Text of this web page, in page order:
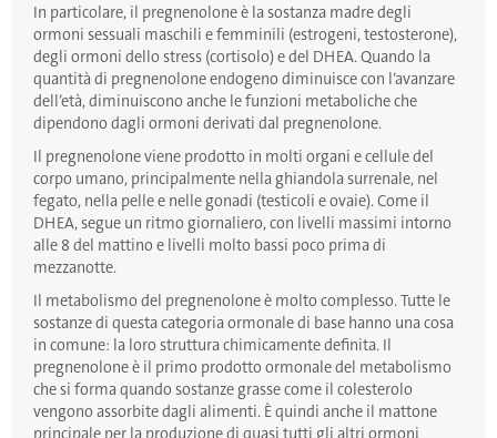
In particolare, il pregnenolone è la sostanza madre degli
ormoni sessuali maschili e femminili (estrogeni, testosterone),
degli ormoni dello stress (cortisolo) e del DHEA. Quando la
quantità di pregnenolone endogeno diminuisce con l’avanzare
dell’età, diminuiscono anche le funzioni metaboliche che
dipendono dagli ormoni derivati dal pregnenolone.
Il pregnenolone viene prodotto in molti organi e cellule del
corpo umano, principalmente nella ghiandola surrenale, nel
fegato, nella pelle e nelle gonadi (testicoli e ovaie). Come il
DHEA, segue un ritmo giornaliero, con livelli massimi intorno
alle 8 del mattino e livelli molto bassi poco prima di
mezzanotte.
Il metabolismo del pregnenolone è molto complesso. Tutte le
sostanze di questa categoria ormonale di base hanno una cosa
in comune: la loro struttura chimicamente definita. Il
pregnenolone è il primo prodotto ormonale del metabolismo
che si forma quando sostanze grasse come il colesterolo
vengono assorbite dagli alimenti. È quindi anche il mattone
principale per la produzione di quasi tutti gli altri ormoni